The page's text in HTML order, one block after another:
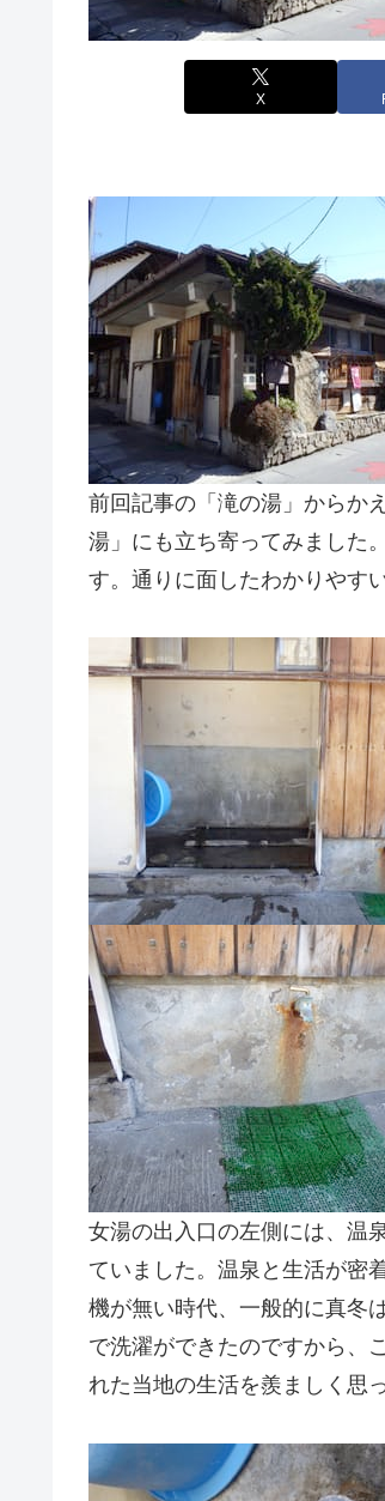
X
前回記事の「滝の湯」からか
湯」にも立ち寄ってみました
す。通りに面したわかりやす
女湯の出入口の左側には、温
ていました。温泉と生活が密
機が無い時代、一般的に真冬
で洗濯ができたのですから、
れた当地の生活を羨ましく思